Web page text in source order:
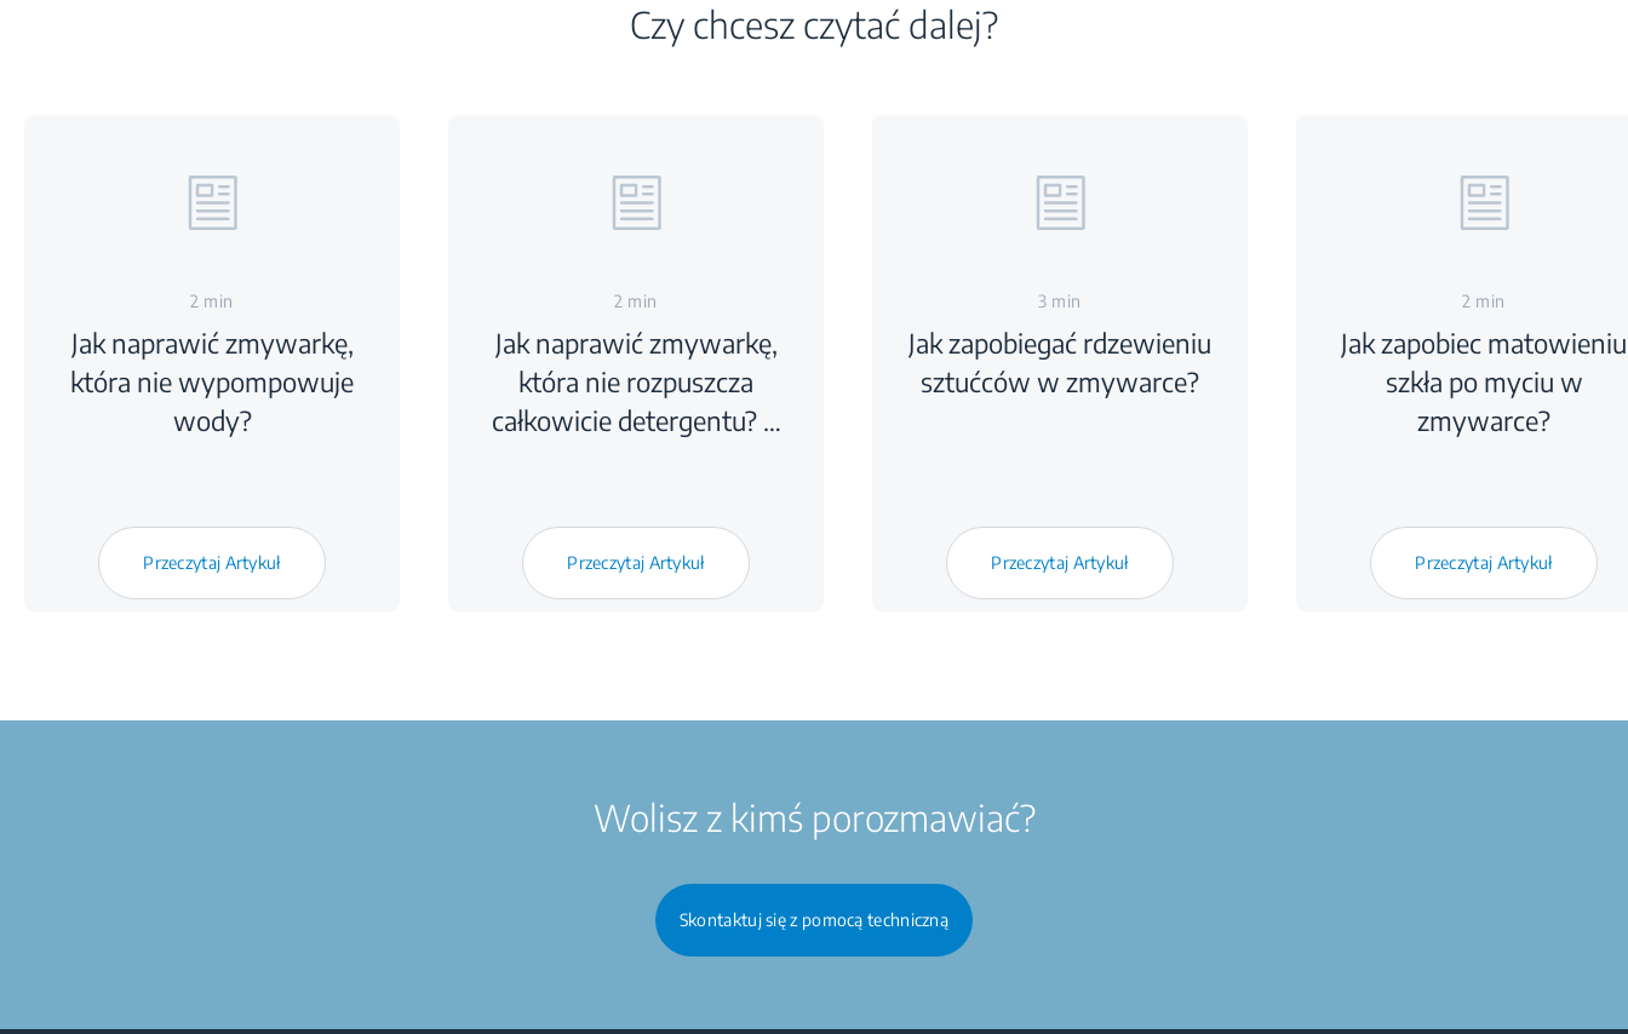
Czy chcesz czytać dalej?
2 min
Jak naprawić zmywarkę,
która nie wypompowuje
wody?
Przeczytaj Artykuł
2 min
Jak naprawić zmywarkę,
która nie rozpuszcza
całkowicie detergentu? …
Przeczytaj Artykuł
3 min
Jak zapobiegać rdzewieniu
sztućców w zmywarce?
Przeczytaj Artykuł
2 min
Jak zapobiec matowieniu
szkła po myciu w
zmywarce?
Przeczytaj Artykuł
Wolisz z kimś porozmawiać?
Skontaktuj się z pomocą techniczną